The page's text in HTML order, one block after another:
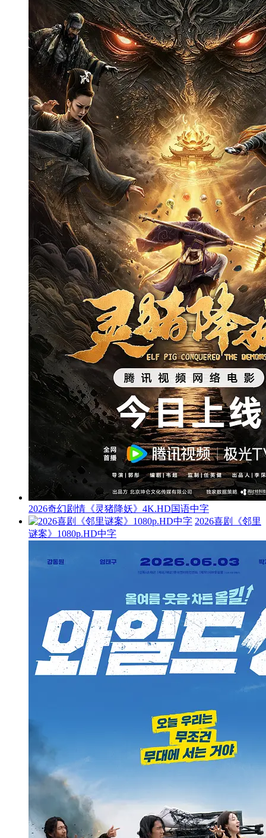
2026奇幻剧情《灵猪降妖》4K.HD国语中字
2026喜剧《邻里
谜案》1080p.HD中字